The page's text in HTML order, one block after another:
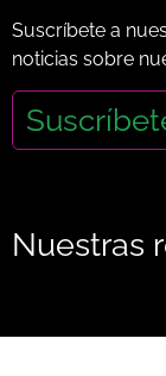
Suscríbete a
noticias sobre
Nuestras